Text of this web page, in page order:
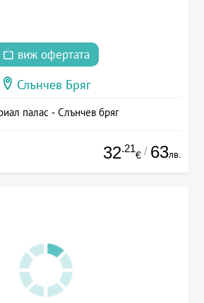
виж офертата
Слънчев Бряг
палас - Слънчев бряг
32.21
€ / 63лв.